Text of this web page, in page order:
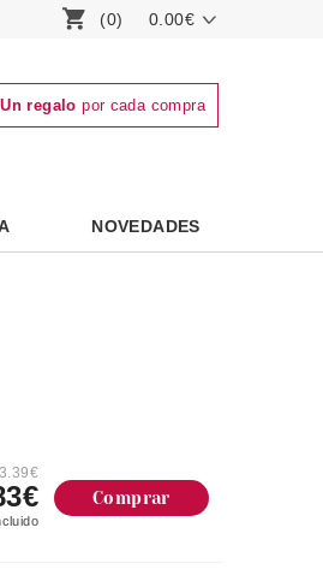
(0) 0.00€
Un regalo por cada compra
NOVEDADES
Comprar